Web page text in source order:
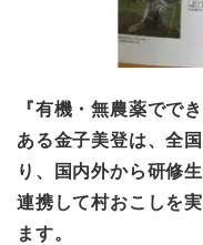
『有機・無農薬でで
ある金子美登は、全
り、国内外から研修
連携して村おこしを
ます。